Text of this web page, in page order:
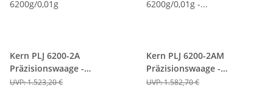
Kern PLJ 6200-2A
Präzisionswaage -
6200g/0,01g
UVP:1.523,20 €
Kern PLJ 6200-2AM
Präzisionswaage -
6200g/0,01g - Eichfähig
UVP:1.582,70 €